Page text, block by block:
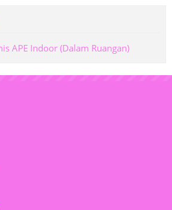
APE Indoor (Dalam Ruangan)